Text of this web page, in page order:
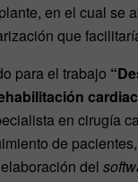
en el cual se
que
para el trabajo
en cirugía
de
del